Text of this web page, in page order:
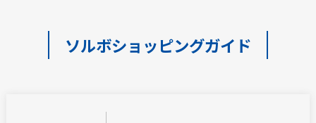
ソルボショッピングガイド